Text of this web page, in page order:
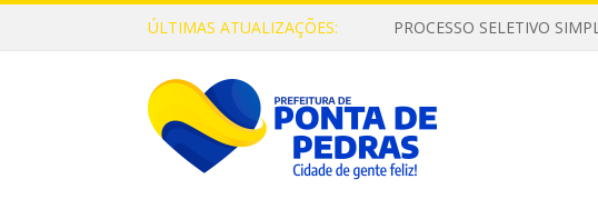
ÚLTIMAS ATUALIZAÇÕES: PROCESSO SELETIVO